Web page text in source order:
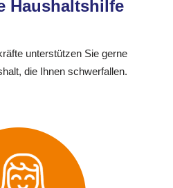
Haushaltshilfe
unterstützen Sie gerne
die Ihnen schwerfallen.